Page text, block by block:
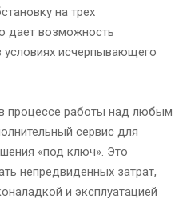
на трех
дает возможность
исчерпывающего
процессе работы над любым
сервис для
«под ключ». Это
непредвиденных затрат,
и эксплуатацией